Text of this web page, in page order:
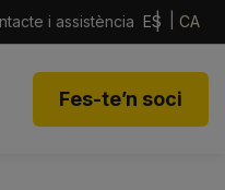
i assistència ES CA
Fes-te’n soci